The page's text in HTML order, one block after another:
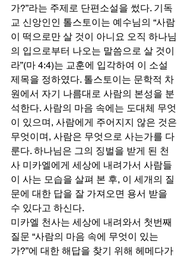
가?”라는 주제로 단편소설을 썼다. 기독
교 신앙인인 톨스토이는 예수님의 “사람
이 떡으로만 살 것이 아니요 오직 하나님
의 입으로부터 나오는 말씀으로 살 것이
라”(마 4:4)는 교훈에 입각하여 이 소설
제목을 정하였다. 톨스토이는 문학적 차
원에서 자기 나름대로 사람의 본성을 분
석한다. 사람의 마음 속에는 도대체 무엇
이 있으며, 사람에게 주어지지 않은 것은
무엇이며, 사람은 무엇으로 사는가를 다
룬다. 하나님은 그의 징벌을 받게 된 천
사 미카엘에게 세상에 내려가서 사람들
이 사는 모습을 살펴 본 후, 이 세개의 질
문에 대한 답을 잘 가져오면 용서 받을
수 있다고 하신다.
미카엘 천사는 세상에 내려와서 첫번째
질문 “사람의 마음 속에 무엇이 있는
가?”에 대한 해답을 찾기 위해 헤메다가